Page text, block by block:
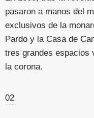
pasaron a manos del
exclusivos de la
Pardo y la Casa de
tres grandes espacios
la corona.
02